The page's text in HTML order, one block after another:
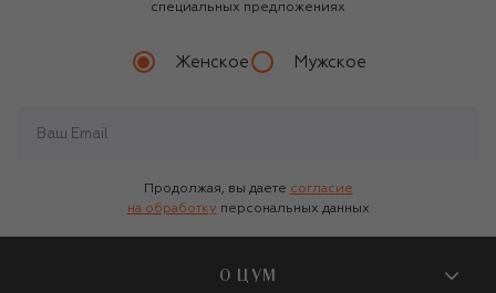
специальных предложениях
Женское Мужское
Продолжая, вы даете согласие
на обработку персональных данных
О ЦУМ